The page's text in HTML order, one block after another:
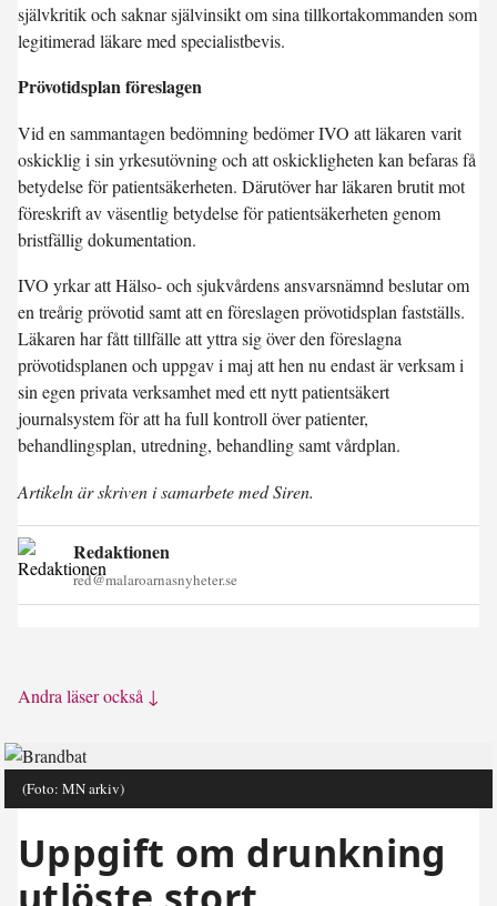
självkritik och saknar självinsikt om sina tillkortakommanden som
legitimerad läkare med specialistbevis.
Prövotidsplan föreslagen
Vid en sammantagen bedömning bedömer IVO att läkaren varit
oskicklig i sin yrkesutövning och att oskickligheten kan befaras få
betydelse för patientsäkerheten. Därutöver har läkaren brutit mot
föreskrift av väsentlig betydelse för patientsäkerheten genom
bristfällig dokumentation.
IVO yrkar att Hälso- och sjukvårdens ansvarsnämnd beslutar om
en treårig prövotid samt att en föreslagen prövotidsplan fastställs.
Läkaren har fått tillfälle att yttra sig över den föreslagna
prövotidsplanen och uppgav i maj att hen nu endast är verksam i
sin egen privata verksamhet med ett nytt patientsäkert
journalsystem för att ha full kontroll över patienter,
behandlingsplan, utredning, behandling samt vårdplan.
Artikeln är skriven i samarbete med Siren.
Redaktionen
red@malaroarnasnyheter.se
Andra läser också ↓
(Foto: MN arkiv)
Uppgift om drunkning